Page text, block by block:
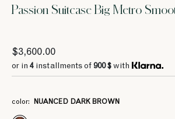
Passion Suitcase Big Metro
$3,600.00
or in 4 installments of 900 $ with
color: NUANCED DARK BROWN